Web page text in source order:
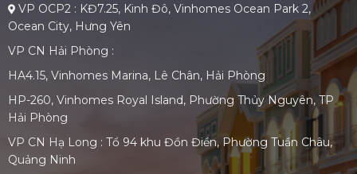
VP OCP2 : KĐ7.25, Kinh Đô, Vinhomes Ocean Park 2,
Ocean City, Hưng Yên
VP CN Hải Phòng :
HA4.15, Vinhomes Marina, Lê Chân, Hải Phòng
HP-260, Vinhomes Royal Island, Phường Thủy Nguyên, TP
Hải Phòng
VP CN Hạ Long : Tổ 94 khu Đồn Điền, Phường Tuần Châu,
Quảng Ninh